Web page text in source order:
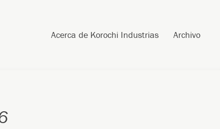
Acerca de Korochi Industrias Archivo